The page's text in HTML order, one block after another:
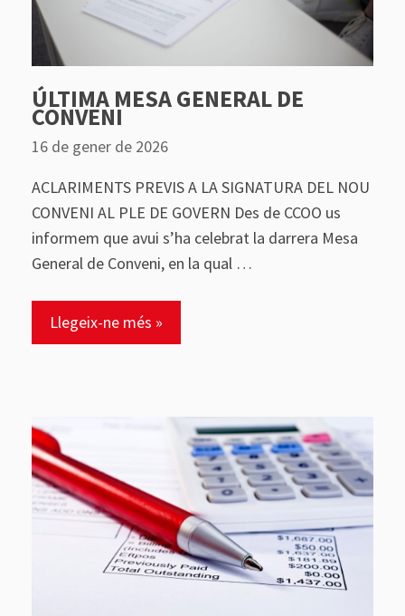
ÚLTIMA MESA GENERAL DE
CONVENI
16 de gener de 2026
ACLARIMENTS PREVIS A LA SIGNATURA DEL NOU
CONVENI AL PLE DE GOVERN Des de CCOO us
informem que avui s’ha celebrat la darrera Mesa
General de Conveni, en la qual …
Llegeix-ne més »